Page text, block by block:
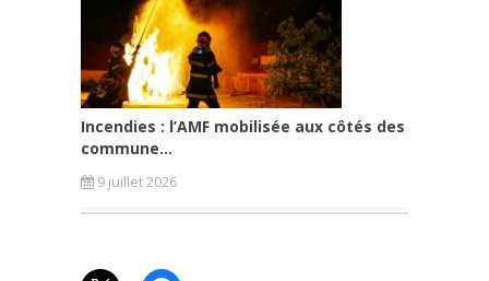
Incendies : l’AMF mobilisée aux côtés des
commune...
9 juillet 2026